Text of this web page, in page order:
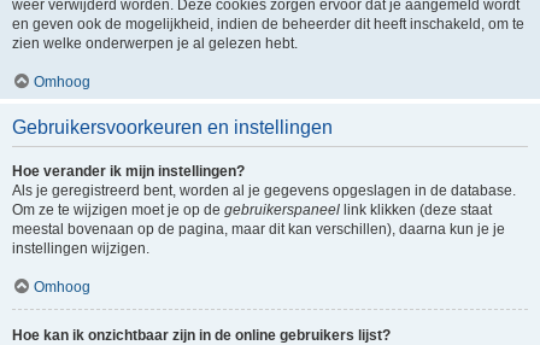
weer verwijderd worden. Deze cookies zorgen ervoor dat je aangemeld wordt
en geven ook de mogelijkheid, indien de beheerder dit heeft inschakeld, om te
zien welke onderwerpen je al gelezen hebt.
Omhoog
Gebruikersvoorkeuren en instellingen
Hoe verander ik mijn instellingen?
Als je geregistreerd bent, worden al je gegevens opgeslagen in de database.
Om ze te wijzigen moet je op de gebruikerspaneel link klikken (deze staat
meestal bovenaan op de pagina, maar dit kan verschillen), daarna kun je je
instellingen wijzigen.
Omhoog
Hoe kan ik onzichtbaar zijn in de online gebruikers lijst?